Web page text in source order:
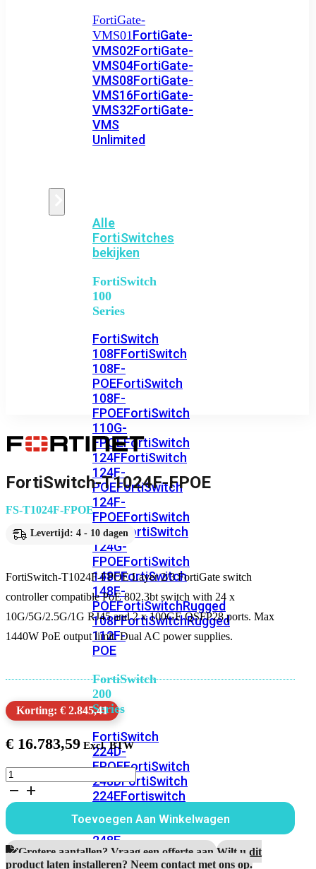
FortiGate-
VMS01FortiGate-
VMS02FortiGate-
VMS04FortiGate-
VMS08FortiGate-
VMS16FortiGate-
VMS32FortiGate-
VMS
Unlimited
Alle
FortiSwitches
bekijken
FortiSwitch
100
Series
FortiSwitch
108FFortiSwitch
108F-
POEFortiSwitch
108F-
FPOEFortiSwitch
110G-
FPOEFortiSwitch
124FFortiSwitch
124F-
POEFortiSwitch
124F-
FPOEFortiSwitch
124GFortiSwitch
124G-
FPOEFortiSwitch
148FFortiSwitch
148F-
POEFortiSwitchRugged
108FFortiSwitchRugged
112F-
POE
FortiSwitch
200
Series
FortiSwitch
224D-
FPOEFortiSwitch
248DFortiSwitch
224EFortiswitch
POEFortiSwitch
248E-
POEFortiSwitch
FortiSwitch-T1024F-FPOE
FS-T1024F-FPOE
Levertijd: 4 - 10 dagen
FortiSwitch-T1024F-FPOE Layer 2/3 FortiGate switch
controller compatible PoE 802.3bt switch with 24 x
10G/5G/2.5G/1G RJ45 and 2 x 100GE QSFP28 ports. Max
1440W PoE output limit. Dual AC power supplies.
Korting: € 2.845,41
€ 16.783,59
FortiSwitch-
T1024F-
FPOE
aantal
Toevoegen Aan Winkelwagen
Grotere aantallen? Vraag een offerte aan.Wilt u dit
product laten installeren? Neem contact met ons op.